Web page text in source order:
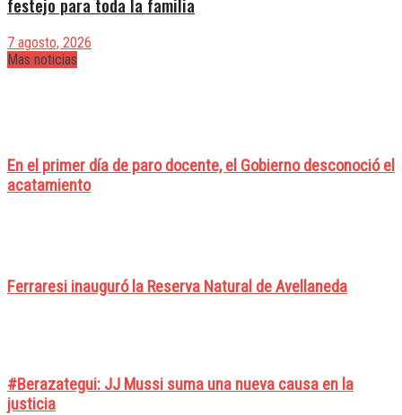
festejo para toda la familia
7 agosto, 2026
Mas noticias
En el primer día de paro docente, el Gobierno desconoció el
acatamiento
Ferraresi inauguró la Reserva Natural de Avellaneda
#Berazategui: JJ Mussi suma una nueva causa en la
justicia